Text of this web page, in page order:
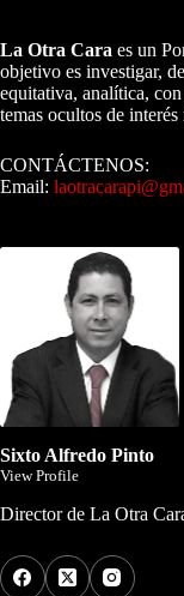
La Otra Cara es un
objetivo es investigar,
equitativa, analítica,
temas ocultos de interés
CONTÁCTENOS:
Email:
Sixto Alfredo Pinto
View Profile
Director de La Otra